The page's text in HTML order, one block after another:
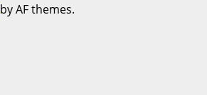
by AF themes.